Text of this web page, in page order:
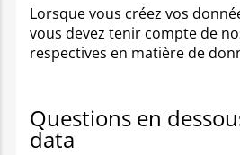
Lorsque vous créez vos
vous devez tenir compte de
respectives en matière de
Questions en
data